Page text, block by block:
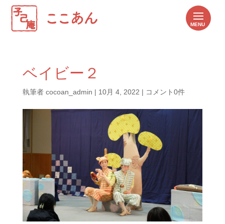
ベイビー２
執筆者 cocoan_admin | 10月 4, 2022 | コメント0件